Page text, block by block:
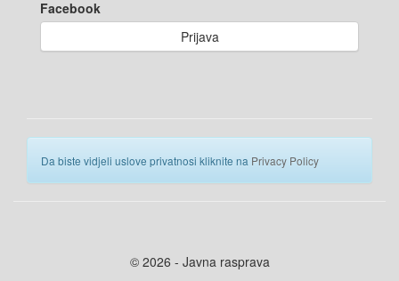
Facebook
Prijava
Da biste vidjeli uslove privatnosi kliknite na Privacy Policy
© 2026 - Javna rasprava